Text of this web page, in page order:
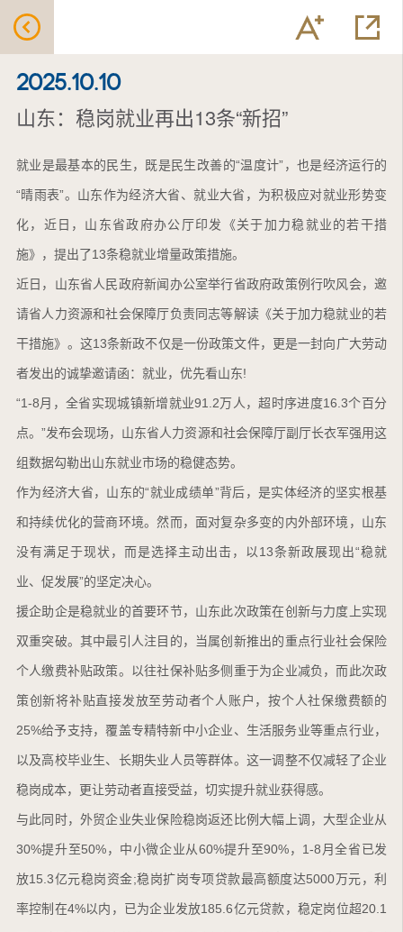
2025.10.10
山东：稳岗就业再出13条“新招”
就业是最基本的民生，既是民生改善的“温度计”，也是经济运行的
“晴雨表”。山东作为经济大省、就业大省，为积极应对就业形势变
化，近日，山东省政府办公厅印发《关于加力稳就业的若干措
施》，提出了13条稳就业增量政策措施。
近日，山东省人民政府新闻办公室举行省政府政策例行吹风会，邀
请省人力资源和社会保障厅负责同志等解读《关于加力稳就业的若
干措施》。这13条新政不仅是一份政策文件，更是一封向广大劳动
者发出的诚挚邀请函：就业，优先看山东!
“1-8月，全省实现城镇新增就业91.2万人，超时序进度16.3个百分
点。”发布会现场，山东省人力资源和社会保障厅副厅长衣军强用这
组数据勾勒出山东就业市场的稳健态势。
作为经济大省，山东的“就业成绩单”背后，是实体经济的坚实根基
和持续优化的营商环境。然而，面对复杂多变的内外部环境，山东
没有满足于现状，而是选择主动出击，以13条新政展现出“稳就
业、促发展”的坚定决心。
援企助企是稳就业的首要环节，山东此次政策在创新与力度上实现
双重突破。其中最引人注目的，当属创新推出的重点行业社会保险
个人缴费补贴政策。以往社保补贴多侧重于为企业减负，而此次政
策创新将补贴直接发放至劳动者个人账户，按个人社保缴费额的
25%给予支持，覆盖专精特新中小企业、生活服务业等重点行业，
以及高校毕业生、长期失业人员等群体。这一调整不仅减轻了企业
稳岗成本，更让劳动者直接受益，切实提升就业获得感。
与此同时，外贸企业失业保险稳岗返还比例大幅上调，大型企业从
30%提升至50%，中小微企业从60%提升至90%，1-8月全省已发
放15.3亿元稳岗资金;稳岗扩岗专项贷款最高额度达5000万元，利
率控制在4%以内，已为企业发放185.6亿元贷款，稳定岗位超20.1